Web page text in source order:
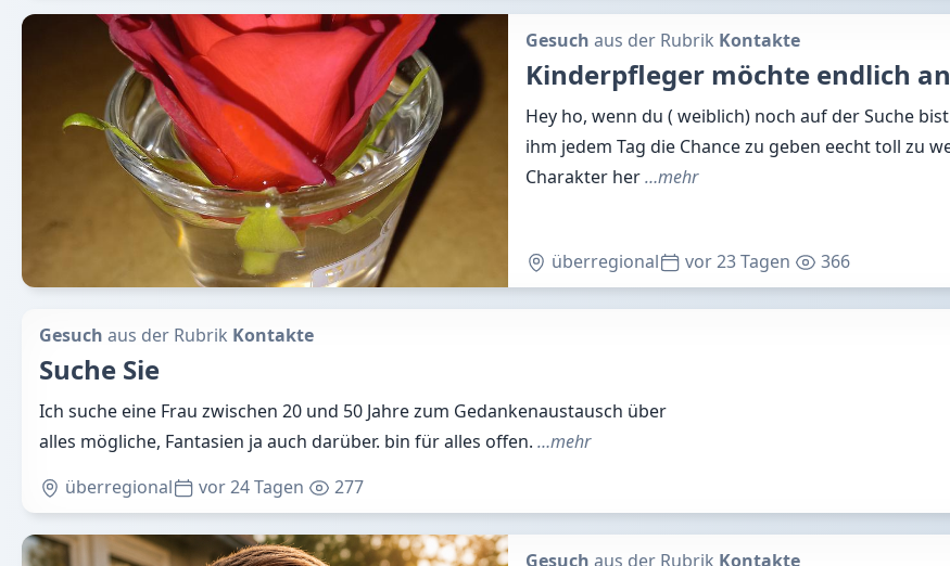
Gesuch aus der Rubrik Kontakte
Kinderpfleger möchte endlich
Hey ho, wenn du ( weiblich) noch auf der Suche
ihm jedem Tag die Chance zu geben eecht toll zu
Charakter her…mehr
überregional vor 23 Tagen 366
Gesuch aus der Rubrik Kontakte
Suche Sie
Ich suche eine Frau zwischen 20 und 50 Jahre zum Gedankenaustausch über
alles mögliche, Fantasien ja auch darüber. bin für alles offen. …mehr
überregional
vor 24 Tagen 277
Gesuch aus der Rubrik Kontakte